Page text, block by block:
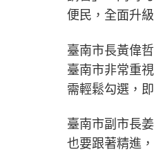
便民，全面升
臺南市長黃偉
臺南市非常重
需輕鬆勾選，
臺南市副市長
也要跟著精進